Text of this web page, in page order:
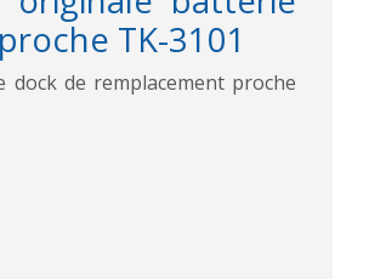
TK-3101
dock de remplacement proche